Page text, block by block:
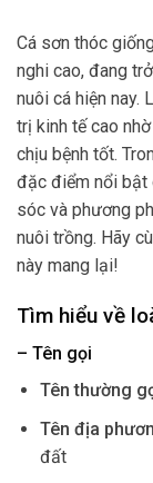
Cá sơn thóc
nghi cao, đang
nuôi cá hiện nay.
trị kinh tế cao
chịu bệnh tốt.
đặc điểm nổi bật
sóc và phương
nuôi trồng. Hãy
này mang lại!
Tìm hiểu về
– Tên gọi
Tên thường
Tên địa
đất